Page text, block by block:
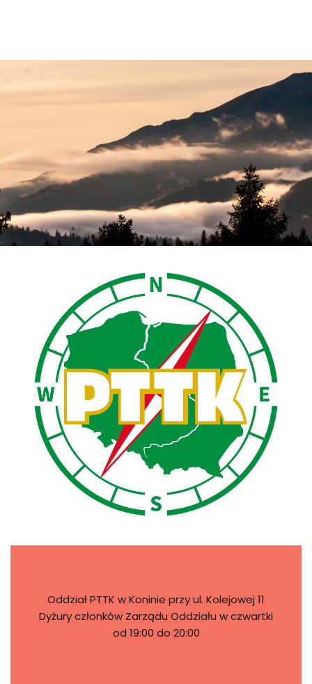
Oddział PTTK w Koninie przy ul. Kolejowej 11
Dyżury członków Zarządu Oddziału w czwartki
od 19:00 do 20:00